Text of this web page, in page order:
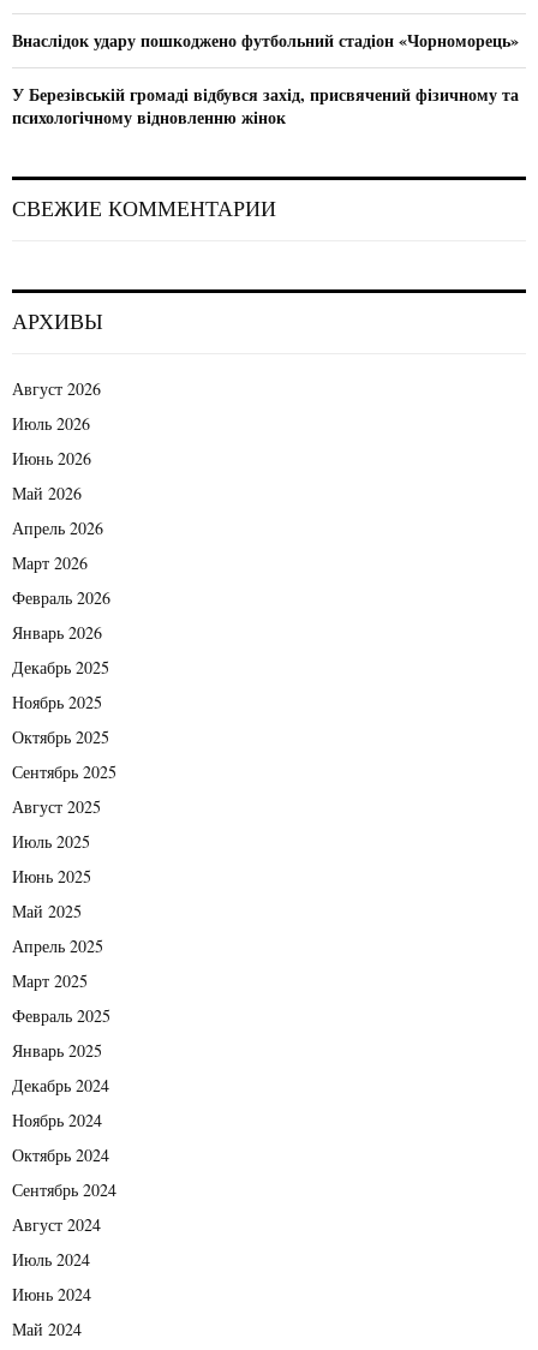
Внаслідок удару пошкоджено футбольний стадіон «Чорноморець»
У Березівській громаді відбувся захід, присвячений фізичному та
психологічному відновленню жінок
СВЕЖИЕ КОММЕНТАРИИ
АРХИВЫ
Август 2026
Июль 2026
Июнь 2026
Май 2026
Апрель 2026
Март 2026
Февраль 2026
Январь 2026
Декабрь 2025
Ноябрь 2025
Октябрь 2025
Сентябрь 2025
Август 2025
Июль 2025
Июнь 2025
Май 2025
Апрель 2025
Март 2025
Февраль 2025
Январь 2025
Декабрь 2024
Ноябрь 2024
Октябрь 2024
Сентябрь 2024
Август 2024
Июль 2024
Июнь 2024
Май 2024